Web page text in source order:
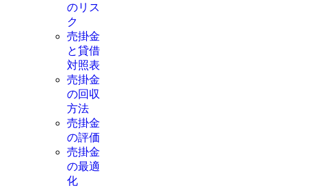
のリス
ク
売掛金
と貸借
対照表
売掛金
の回収
方法
売掛金
の評価
売掛金
の最適
化